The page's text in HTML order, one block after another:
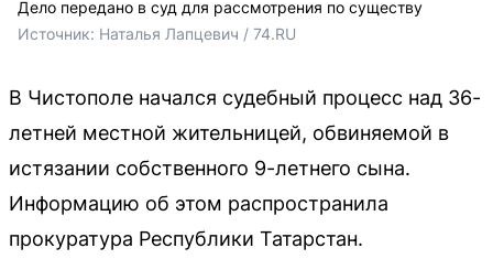
Дело передано в суд для рассмотрения по существу
Источник: Наталья Лапцевич / 74.RU
В Чистополе начался судебный процесс над 36-
летней местной жительницей, обвиняемой в
истязании собственного 9-летнего сына.
Информацию об этом распространила
прокуратура Республики Татарстан.